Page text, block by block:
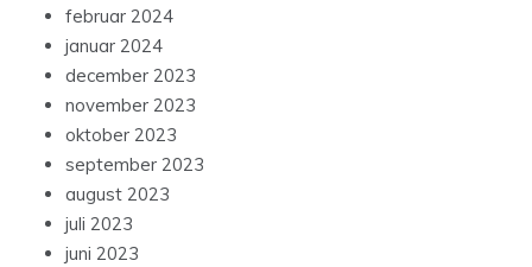
februar 2024
januar 2024
december 2023
november 2023
oktober 2023
september 2023
august 2023
juli 2023
juni 2023